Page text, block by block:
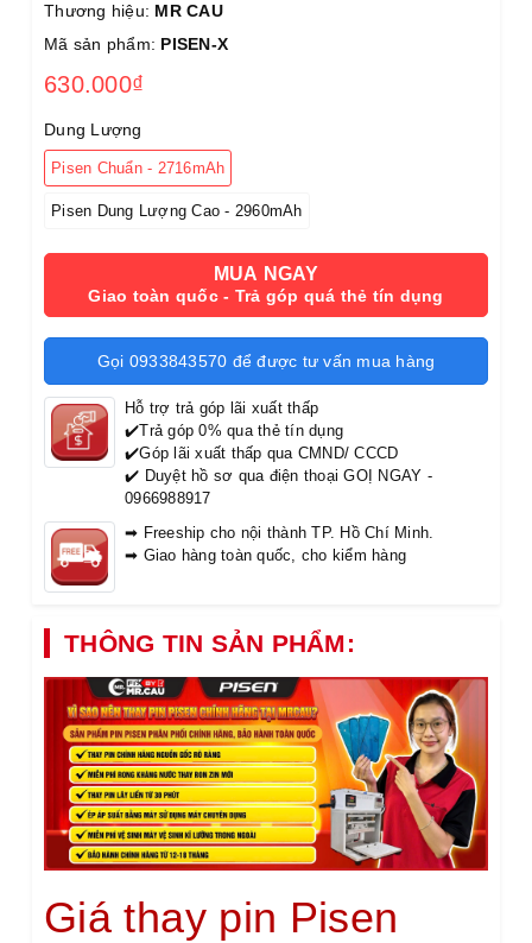
Thương hiệu: MR CAU
Mã sản phẩm: PISEN-X
630.000₫
Dung Lượng
Pisen Chuẩn - 2716mAh
Pisen Dung Lượng Cao - 2960mAh
MUA NGAY
Giao toàn quốc - Trả góp quá thẻ tín dụng
Gọi 0933843570 để được tư vấn mua hàng
Hỗ trợ trả góp lãi xuất thấp
✔️Trả góp 0% qua thẻ tín dụng
✔️Góp lãi xuất thấp qua CMND/ CCCD
✔️ Duyệt hồ sơ qua điện thoại GOỊ NGAY -
0966988917
➡ Freeship cho nội thành TP. Hồ Chí Minh.
➡ Giao hàng toàn quốc, cho kiểm hàng
THÔNG TIN SẢN PHẨM:
Giá thay pin Pisen